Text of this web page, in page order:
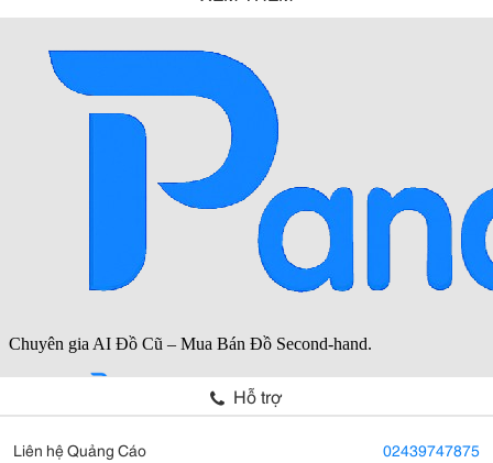
Hỗ trợ
Liên hệ Quảng Cáo 02439747875